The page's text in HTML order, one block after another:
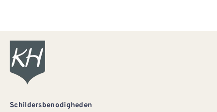
Schildersbenodigheden